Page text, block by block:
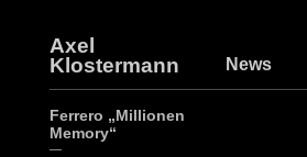
Axel
Klostermann
News
Ferrero „Millionen
Memory“
—